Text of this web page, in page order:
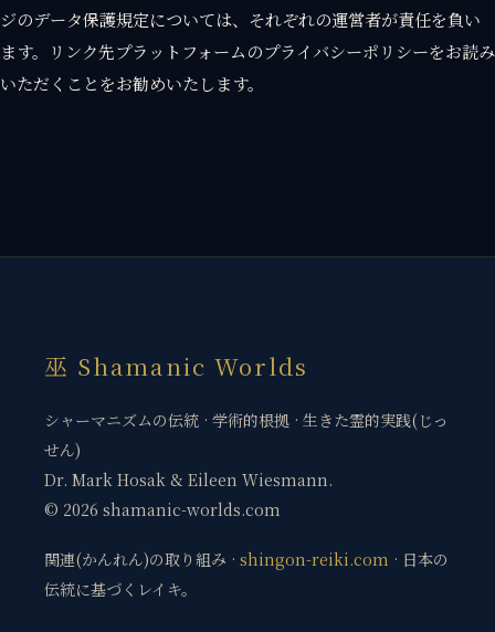
ジのデータ保護規定については、それぞれの運営者が責任を負い
ます。リンク先プラットフォームのプライバシーポリシーをお読み
いただくことをお勧めいたします。
巫 Shamanic Worlds
シャーマニズムの伝統 · 学術的根拠 · 生きた霊的実践(じっ
せん)
Dr. Mark Hosak & Eileen Wiesmann.
© 2026 shamanic-worlds.com
関連(かんれん)の取り組み · shingon-reiki.com · 日本の
伝統に基づくレイキ。